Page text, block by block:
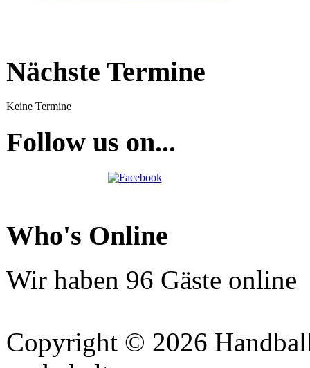
Nächste Termine
Keine Termine
Follow us on...
Who's Online
Wir haben 96 Gäste online
Copyright © 2026